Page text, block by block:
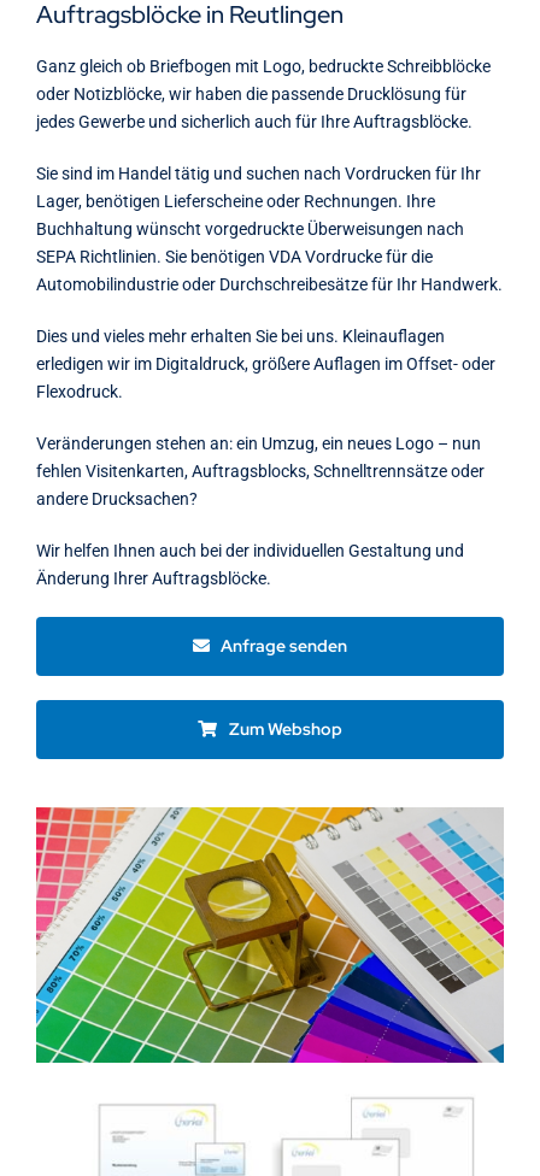
Auftragsblöcke in Reutlingen
Ganz gleich ob Briefbogen mit Logo, bedruckte Schreibblöcke
oder Notizblöcke, wir haben die passende Drucklösung für
jedes Gewerbe und sicherlich auch für Ihre Auftragsblöcke.
Sie sind im Handel tätig und suchen nach Vordrucken für Ihr
Lager, benötigen Lieferscheine oder Rechnungen. Ihre
Buchhaltung wünscht vorgedruckte Überweisungen nach
SEPA Richtlinien. Sie benötigen VDA Vordrucke für die
Automobilindustrie oder Durchschreibesätze für Ihr Handwerk.
Dies und vieles mehr erhalten Sie bei uns. Kleinauflagen
erledigen wir im Digitaldruck, größere Auflagen im Offset- oder
Flexodruck.
Veränderungen stehen an: ein Umzug, ein neues Logo – nun
fehlen Visitenkarten, Auftragsblocks, Schnelltrennsätze oder
andere Drucksachen?
Wir helfen Ihnen auch bei der individuellen Gestaltung und
Änderung Ihrer Auftragsblöcke.
Anfrage senden
Zum Webshop